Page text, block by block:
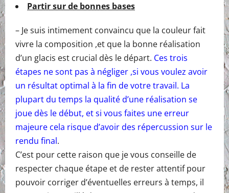
Partir sur de bonnes bases
– Je suis intimement convaincu que la couleur fait
vivre la composition ,et que la bonne réalisation
d’un glacis est crucial dès le départ. Ces trois
étapes ne sont pas à négliger ,si vous voulez avoir
un résultat optimal à la fin de votre travail. La
plupart du temps la qualité d’une réalisation se
joue dès le début, et si vous faites une erreur
majeure cela risque d’avoir des répercussion sur le
rendu final.
C’est pour cette raison que je vous conseille de
respecter chaque étape et de rester attentif pour
pouvoir corriger d’éventuelles erreurs à temps, il